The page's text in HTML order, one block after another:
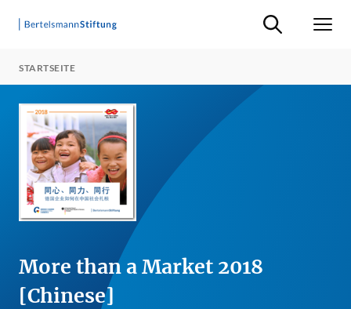
Suche ein-/
STARTSEITE
More than a Market 2018
[Chinese]